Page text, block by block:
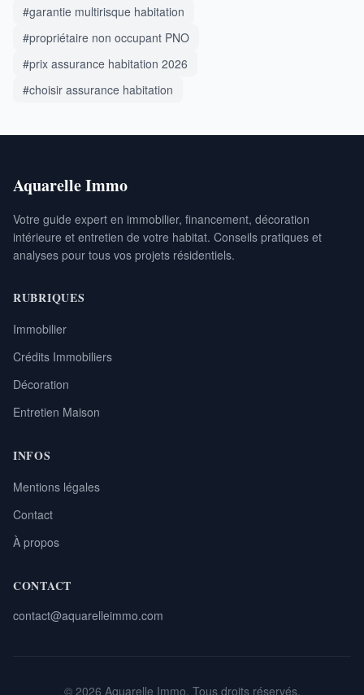
#garantie multirisque habitation
#propriétaire non occupant PNO
#prix assurance habitation 2026
#choisir assurance habitation
Aquarelle Immo
Votre guide expert en immobilier, financement, décoration
intérieure et entretien de votre habitat. Conseils pratiques et
analyses pour tous vos projets résidentiels.
RUBRIQUES
Immobilier
Crédits Immobiliers
Décoration
Entretien Maison
INFOS
Mentions légales
Contact
À propos
CONTACT
contact@aquarelleimmo.com
© 2026 Aquarelle Immo. Tous droits réservés.